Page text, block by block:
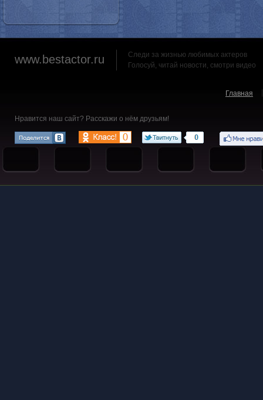
www.bestactor.ru
Следи за жизнью любимых актеров
Голосуй, читай новости, смотри видео
Главная
Нравится наш сайт? Расскажи о нём друзьям!